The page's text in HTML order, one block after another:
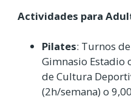
Actividades para
Pilates: Turnos
Gimnasio Estadio
de Cultura
(2h/semana) o